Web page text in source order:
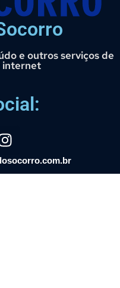
e outros serviços de
internet